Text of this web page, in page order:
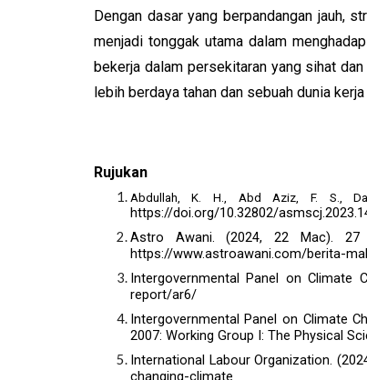
Dengan dasar yang berpandangan jauh,
menjadi tonggak utama dalam
bekerja dalam persekitaran yang sihat
lebih berdaya tahan dan sebuah dunia
Rujukan
Abdullah, K. H., Abd Aziz, F. S.,
https://doi.org/10.32802/
Astro Awani. (2024, 22 Mac). 27
https://www.astroawani.com/berita-
Intergovernmental Panel on Climate
report/ar6/
Intergovernmental Panel on Climate
2007: Working Group I: The Physical
International Labour Organization.
changing-climate